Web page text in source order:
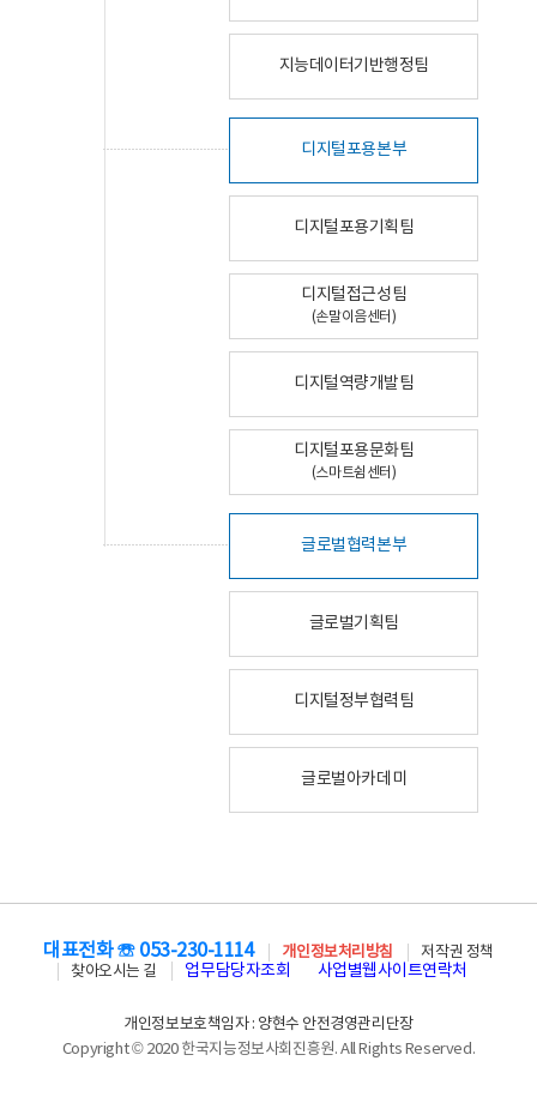
지능데이터기반행정팀
디지털포용본부
디지털포용기획팀
디지털접근성팀
(손말이음센터)
디지털역량개발팀
디지털포용문화팀
(스마트쉼센터)
글로벌협력본부
글로벌기획팀
디지털정부협력팀
글로벌아카데미
대표전화 ☏ 053-230-1114 개인정보처리방침
저작권 정책
찾아오시는 길
업무담당자조회 사업별웹사이트연락처
개인정보보호책임자 : 양현수 안전경영관리단장
Copyright © 2020 한국지능정보사회진흥원. All Rights Reserved.